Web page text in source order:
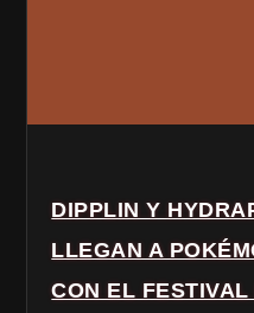
DIPPLIN Y
LLEGAN A
CON EL